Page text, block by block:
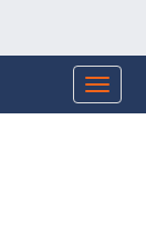
Toggle